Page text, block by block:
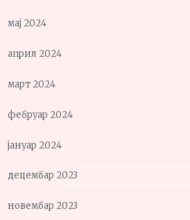
мај 2024
април 2024
март 2024
фебруар 2024
јануар 2024
децембар 2023
новембар 2023